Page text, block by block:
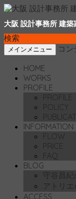
大阪 設計事務所 建
検索
メインメニュー コ
HOME
WORKS
PROFILE
PROFILE
POLICY
INFORMATION
FLOW
PRICE
FAQ
BLOG
守谷昌
アトリ
ACCESS